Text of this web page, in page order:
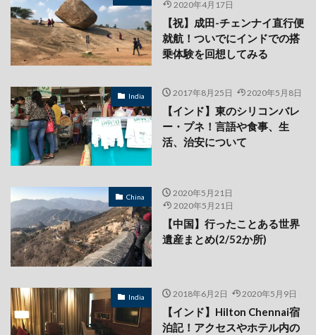
2020年4月17日
【祝】成田-チェンナイ直行便
就航！ついでにインドでの搭
乗体験を回想してみる
India 2017年8月25日 2020年5月8日
【インド】東のシリコンバレ
ー・プネ！言語や食事、生
活、治安について
China
2020年5月21日
2020年5月21日
【中国】行ったことある世界
遺産まとめ(2/52か所)
India 2018年6月2日 2020年5月9日
【インド】Hilton Chennai宿
泊記！アクセスやホテル内の